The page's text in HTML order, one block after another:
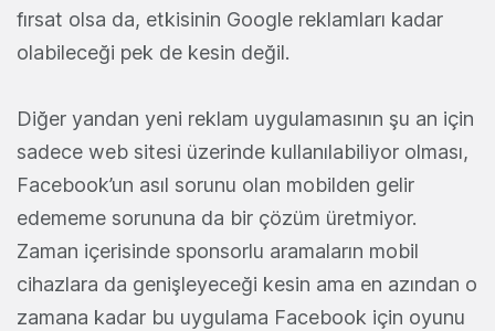
fırsat olsa da, etkisinin Google reklamları kadar
olabileceği pek de kesin değil.
Diğer yandan yeni reklam uygulamasının şu an için
sadece web sitesi üzerinde kullanılabiliyor olması,
Facebook’un asıl sorunu olan mobilden gelir
edememe sorununa da bir çözüm üretmiyor.
Zaman içerisinde sponsorlu aramaların mobil
cihazlara da genişleyeceği kesin ama en azından o
zamana kadar bu uygulama Facebook için oyunu